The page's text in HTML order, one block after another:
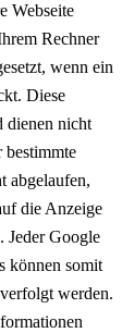
Webseite
Rechner
wenn ein
Diese
dienen nicht
bestimmte
abgelaufen,
die Anzeige
Jeder Google
können somit
werden.